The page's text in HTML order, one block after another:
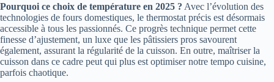
Pourquoi ce choix de température en 2025 ? Avec l’évolution des
technologies de fours domestiques, le thermostat précis est désormais
accessible à tous les passionnés. Ce progrès technique permet cette
finesse d’ajustement, un luxe que les pâtissiers pros savourent
également, assurant la régularité de la cuisson. En outre, maîtriser la
cuisson dans ce cadre peut qui plus est optimiser notre tempo cuisine,
parfois chaotique.